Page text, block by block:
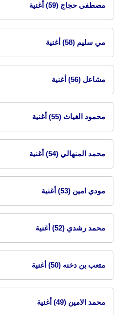
مصطفى حجاج (59) أغنية
مي سليم (58) أغنية
مشاعل (56) أغنية
محمود الغياث (55) أغنية
محمد المنهالي (54) أغنية
مودي امين (53) أغنية
محمد رشدي (52) أغنية
متعب بن دخنه (50) أغنية
محمد الامين (49) أغنية